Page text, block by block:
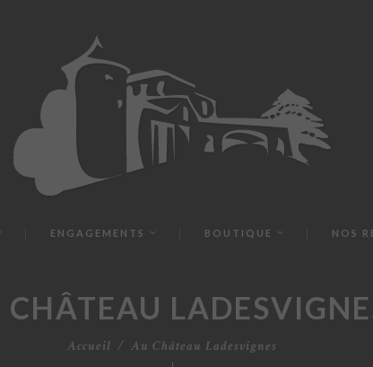
ENGAGEMENTS BOUTIQUE NOS
CHÂTEAU
Accueil Au Château Ladesvignes